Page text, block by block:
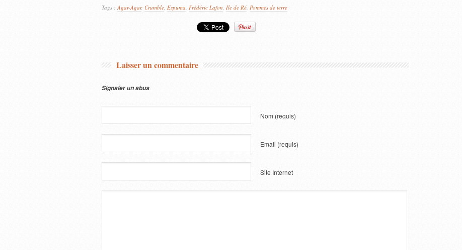
Tags :Agar-Agar, Crumble, Espuma, Frédéric Lafon, Ile de Ré, Pommes de terre
Laisser un commentaire
Signaler un abus
Nom (requis)
Email (requis)
Site Internet